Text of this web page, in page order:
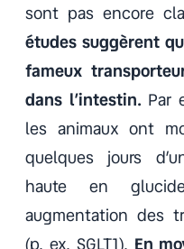
sont pas encore
études suggèrent
fameux
dans l’intestin. Par
les animaux ont
quelques jours
haute en
augmentation des